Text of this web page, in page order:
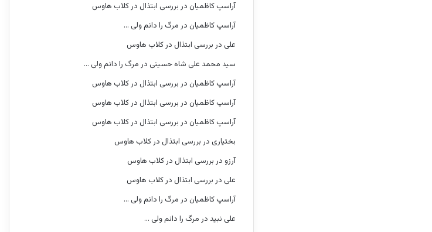
آراسپ کاظمیان در بررسی ابتذال در کلاب هاوس
آراسپ کاظمیان در مرگ را دانم ولی …
علی در بررسی ابتذال در کلاب هاوس
سید محمد علی شاه حسینی در مرگ را دانم ولی …
آراسپ کاظمیان در بررسی ابتذال در کلاب هاوس
آراسپ کاظمیان در بررسی ابتذال در کلاب هاوس
آراسپ کاظمیان در بررسی ابتذال در کلاب هاوس
بختیاری در بررسی ابتذال در کلاب هاوس
آرزو در بررسی ابتذال در کلاب هاوس
علی در بررسی ابتذال در کلاب هاوس
آراسپ کاظمیان در مرگ را دانم ولی …
علی نبید در مرگ را دانم ولی …